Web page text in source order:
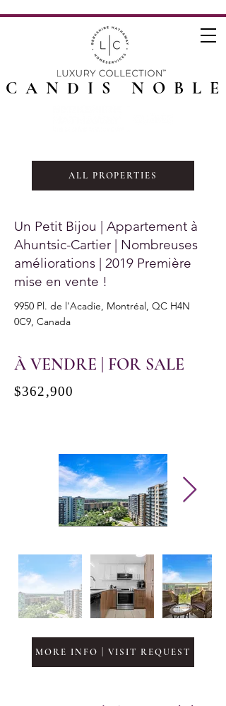
CANDIS NOBLE
ALL PROPERTIES
Un Petit Bijou | Appartement à
Ahuntsic-Cartier | Nombreuses
améliorations | 2019 Première
mise en vente !
9950 Pl. de l'Acadie, Montréal, QC H4N
0C9, Canada
À VENDRE | FOR SALE
$362,900
MORE INFO | VISIT REQUEST